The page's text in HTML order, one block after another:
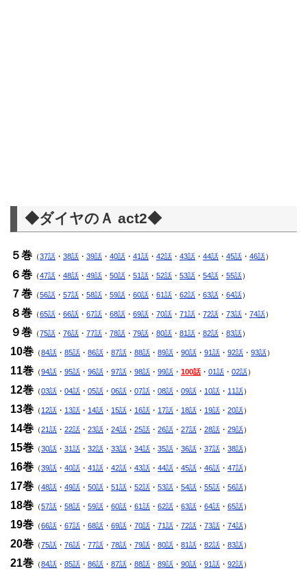
◆ダイヤのＡ act2◆
５巻 （37話 ・ 38話 ・ 39話 ・ 40話 ・ 41話 ・ 42話 ・ 43話 ・ 44話 ・ 45話 ・ 46話）
６巻 （47話 ・ 48話 ・ 49話 ・ 50話 ・ 51話 ・ 52話 ・ 53話 ・ 54話 ・ 55話）
７巻 （56話 ・ 57話 ・ 58話 ・ 59話 ・ 60話 ・ 61話 ・ 62話 ・ 63話 ・ 64話）
８巻 （65話 ・ 66話 ・ 67話 ・ 68話 ・ 69話 ・ 70話 ・ 71話 ・ 72話 ・ 73話 ・ 74話）
９巻 （75話 ・ 76話 ・ 77話 ・ 78話 ・ 79話 ・ 80話 ・ 81話 ・ 82話 ・ 83話）
10巻 （84話 ・ 85話 ・ 86話 ・ 87話 ・ 88話 ・ 89話 ・ 90話 ・ 91話 ・ 92話 ・ 93話）
11巻 （94話 ・ 95話 ・ 96話 ・ 97話 ・ 98話 ・ 99話 ・ 100話 ・ 01話 ・ 02話）
12巻 （03話 ・ 04話 ・ 05話 ・ 06話 ・ 07話 ・ 08話 ・ 09話 ・ 10話 ・ 11話）
13巻 （12話 ・ 13話 ・ 14話 ・ 15話 ・ 16話 ・ 17話 ・ 18話 ・ 19話 ・ 20話）
14巻 （21話 ・ 22話 ・ 23話 ・ 24話 ・ 25話 ・ 26話 ・ 27話 ・ 28話 ・ 29話）
15巻 （30話 ・ 31話 ・ 32話 ・ 33話 ・ 34話 ・ 35話 ・ 36話 ・ 37話 ・ 38話）
16巻 （39話 ・ 40話 ・ 41話 ・ 42話 ・ 43話 ・ 44話 ・ 45話 ・ 46話 ・ 47話）
17巻 （48話 ・ 49話 ・ 50話 ・ 51話 ・ 52話 ・ 53話 ・ 54話 ・ 55話 ・ 56話）
18巻 （57話 ・ 58話 ・ 59話 ・ 60話 ・ 61話 ・ 62話 ・ 63話 ・ 64話 ・ 65話）
19巻 （66話 ・ 67話 ・ 68話 ・ 69話 ・ 70話 ・ 71話 ・ 72話 ・ 73話 ・ 74話）
20巻 （75話 ・ 76話 ・ 77話 ・ 78話 ・ 79話 ・ 80話 ・ 81話 ・ 82話 ・ 83話）
21巻 （84話 ・ 85話 ・ 86話 ・ 87話 ・ 88話 ・ 89話 ・ 90話 ・ 91話 ・ 92話）